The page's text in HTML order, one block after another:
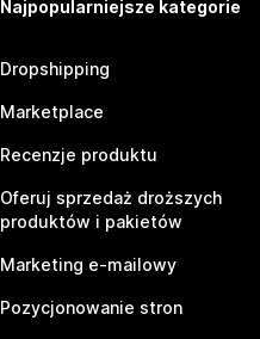
Najpopularniejsze kategorie
Dropshipping
Marketplace
Recenzje produktu
Oferuj sprzedaż droższych
produktów i pakietów
Marketing e-mailowy
Pozycjonowanie stron